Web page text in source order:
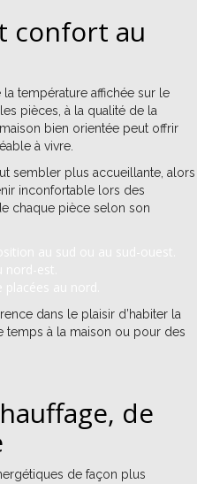
confort au
température affichée sur le
pièces, à la qualité de la
bien orientée peut offrir
à vivre.
sembler plus accueillante, alors
inconfortable lors des
chaque pièce selon son
dans le plaisir d’habiter la
temps à la maison ou pour des
de
de façon plus